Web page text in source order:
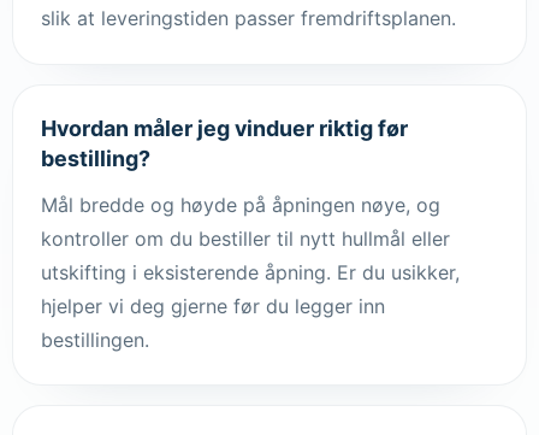
slik at leveringstiden passer fremdriftsplanen.
Hvordan måler jeg vinduer riktig før
bestilling?
Mål bredde og høyde på åpningen nøye, og
kontroller om du bestiller til nytt hullmål eller
utskifting i eksisterende åpning. Er du usikker,
hjelper vi deg gjerne før du legger inn
bestillingen.